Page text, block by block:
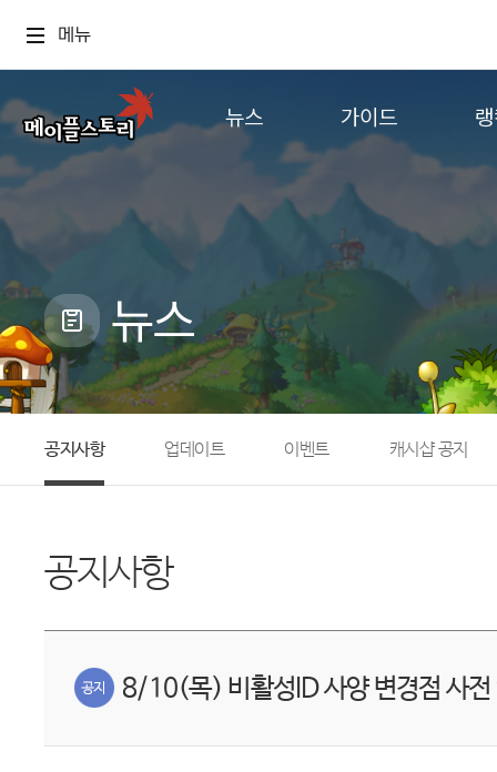
메뉴
뉴스
공지사항
업데이트
캐시샵 공지
메이플 알림판
with maple
가이드
게임정보
직업소개
확률형 아이템
NEXON NOW
뉴스
공지사항 업데이트 이벤트 캐시샵 공지
공지사항
8/10(목) 비활성ID 사양 변경점 사전